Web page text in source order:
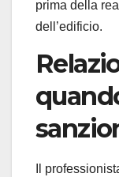
prima della
dell’edificio.
Il